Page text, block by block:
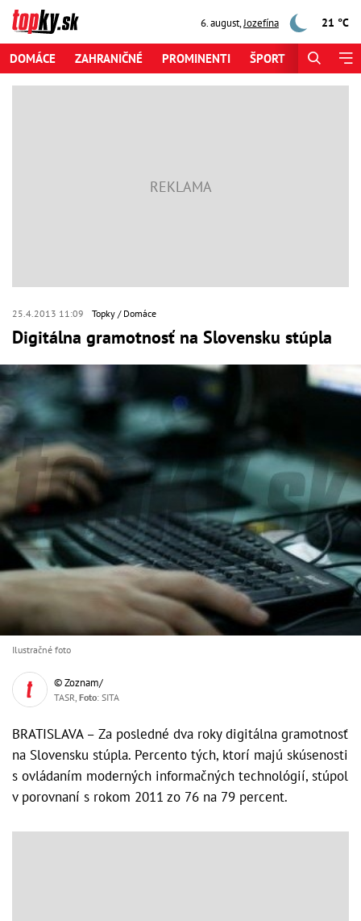
6. august,Jozefína 21 °C
DOMÁCE ZAHRANIČNÉ PROMINENTI ŠPORT
25.4.2013 11:09 Topky Domáce
Digitálna gramotnosť na Slovensku stúpla
Ilustračné foto
© Zoznam/
TASR, Foto: SITA
BRATISLAVA – Za posledné dva roky digitálna gramotnosť
na Slovensku stúpla. Percento tých, ktorí majú skúsenosti
s ovládaním moderných informačných technológií, stúpol
v porovnaní s rokom 2011 zo 76 na 79 percent.